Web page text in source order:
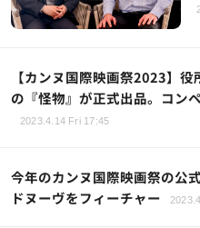
【カンヌ国際映画祭2023】
の『怪物』が正式出品。コン
2023.4.14 Fri 17:45
今年のカンヌ国際映画祭の公
ドヌーヴをフィーチャー